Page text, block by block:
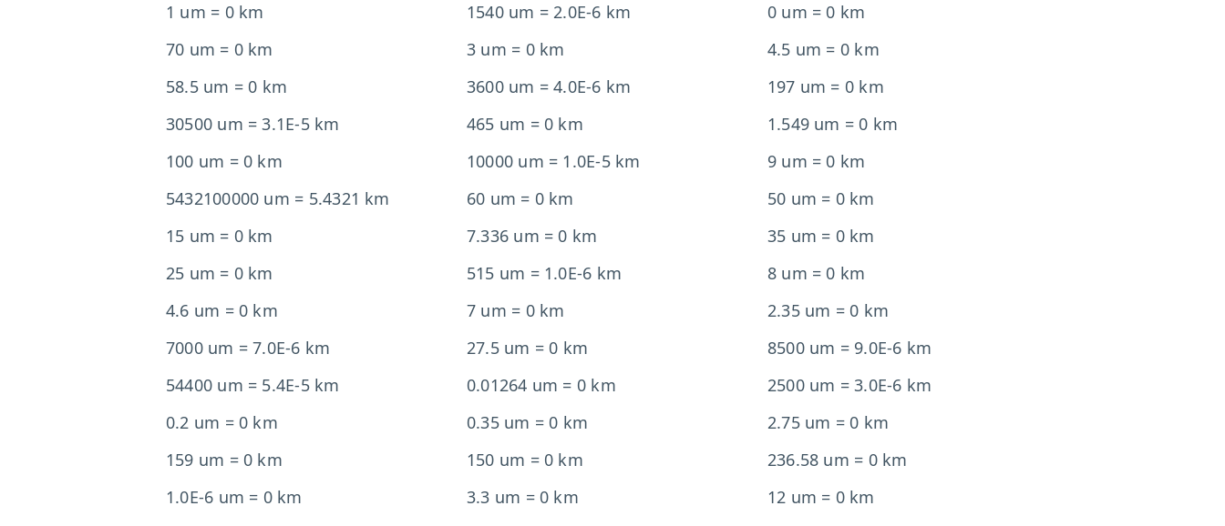
1 um = 0 km
1540 um = 2.0E-6 km
0 um = 0 km
70 um = 0 km
3 um = 0 km
4.5 um = 0 km
58.5 um = 0 km
3600 um = 4.0E-6 km
197 um = 0 km
30500 um = 3.1E-5 km
465 um = 0 km
1.549 um = 0 km
100 um = 0 km
10000 um = 1.0E-5 km
9 um = 0 km
5432100000 um = 5.4321 km
60 um = 0 km
50 um = 0 km
15 um = 0 km
7.336 um = 0 km
35 um = 0 km
25 um = 0 km
515 um = 1.0E-6 km
8 um = 0 km
4.6 um = 0 km
7 um = 0 km
2.35 um = 0 km
7000 um = 7.0E-6 km
27.5 um = 0 km
8500 um = 9.0E-6 km
54400 um = 5.4E-5 km
0.01264 um = 0 km
2500 um = 3.0E-6 km
0.2 um = 0 km
0.35 um = 0 km
2.75 um = 0 km
159 um = 0 km
150 um = 0 km
236.58 um = 0 km
1.0E-6 um = 0 km
3.3 um = 0 km
12 um = 0 km